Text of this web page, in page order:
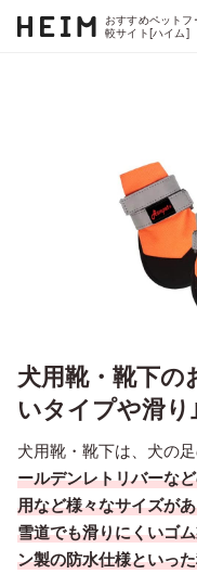
おすすめペット
較サイト[ハイム]
犬用靴・靴下の
いタイプや滑
犬用靴・靴下は、犬の
ールデンレトリバーな
用など様々なサイズが
雪道でも滑りにくいゴ
ン製の防水仕様といっ